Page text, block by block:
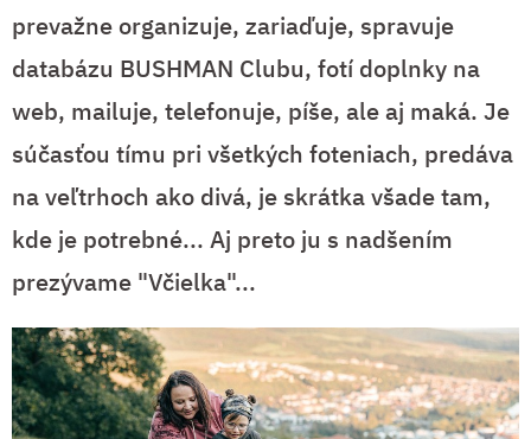
prevažne organizuje, zariaďuje, spravuje
databázu BUSHMAN Clubu, fotí doplnky na
web, mailuje, telefonuje, píše, ale aj maká. Je
súčasťou tímu pri všetkých foteniach, predáva
na veľtrhoch ako divá, je skrátka všade tam,
kde je potrebné... Aj preto ju s nadšením
prezývame "Včielka"...